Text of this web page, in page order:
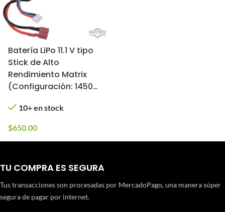
Batería LiPo 11.1 V tipo
Stick de Alto
Rendimiento Matrix
(Configuración: 1450
10+ en stock
$650.00
TU COMPRA ES SEGURA
Tus transacciones son procesadas por MercadoPago, una manera súper
segura de pagar por internet.